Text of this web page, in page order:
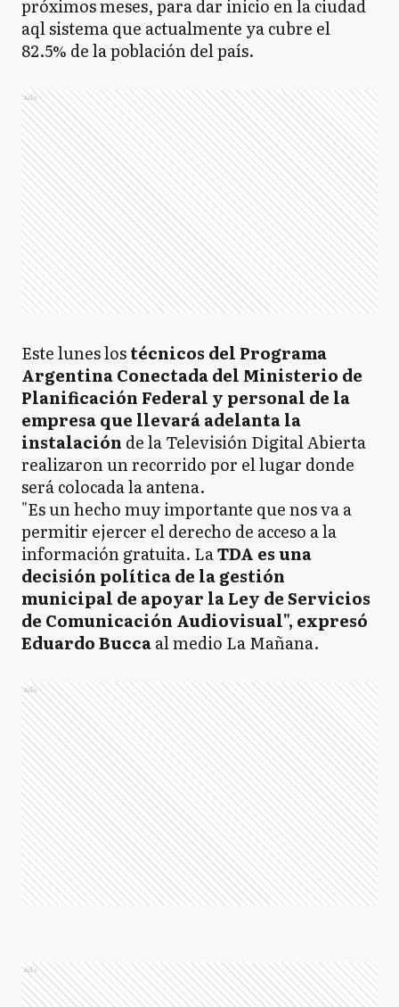
próximos meses, para dar inicio en la ciudad
aql sistema que actualmente ya cubre el
82.5% de la población del país.
Ads
Este lunes lostécnicos del Programa
Argentina Conectada del Ministerio de
Planificación Federal y personal de la
empresa que llevará adelanta la
instalación de la Televisión Digital Abierta
realizaron un recorrido por el lugar donde
será colocada la antena.
"Es un hecho muy importante que nos va a
permitir ejercer el derecho de acceso a la
información gratuita. LaTDA es una
decisión política de la gestión
municipal de apoyar la Ley de Servicios
de Comunicación Audiovisual", expresó
Eduardo Buccaal medio La Mañana.
Ads
Ads